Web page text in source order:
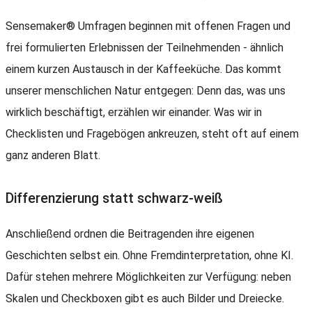
Sensemaker® Umfragen beginnen mit offenen Fragen und
frei formulierten Erlebnissen der Teilnehmenden - ähnlich
einem kurzen Austausch in der Kaffeeküche. Das kommt
unserer menschlichen Natur entgegen: Denn das, was uns
wirklich beschäftigt, erzählen wir einander. Was wir in
Checklisten und Fragebögen ankreuzen, steht oft auf einem
ganz anderen Blatt.
Differenzierung statt schwarz-weiß
Anschließend ordnen die Beitragenden ihre eigenen
Geschichten selbst ein. Ohne Fremdinterpretation, ohne KI.
Dafür stehen mehrere Möglichkeiten zur Verfügung: neben
Skalen und Checkboxen gibt es auch Bilder und Dreiecke.